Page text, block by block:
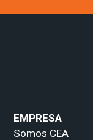
EMPRESA
Somos CEA